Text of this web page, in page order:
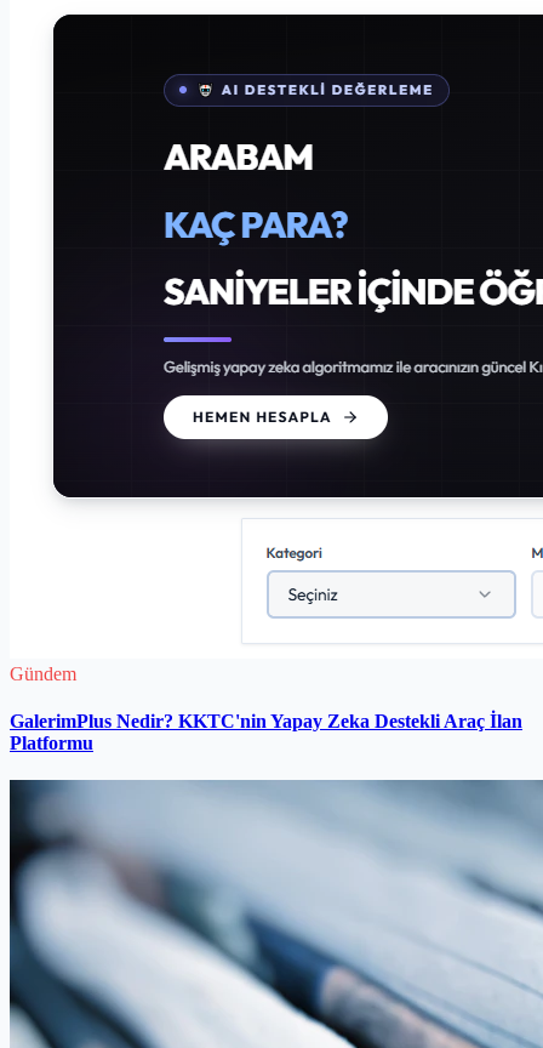
Gündem
GalerimPlus Nedir? KKTC'nin Yapay Zeka Destekli Araç İlan
Platformu